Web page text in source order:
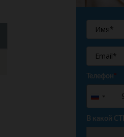
Телефон*
Russia
+7
В какой